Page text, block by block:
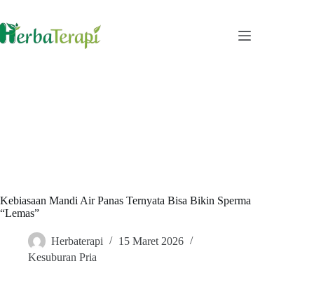
content
Kebiasaan Mandi Air Panas Ternyata Bisa Bikin Sperma
“Lemas”
Herbaterapi
15 Maret 2026
Kesuburan Pria